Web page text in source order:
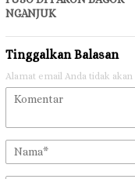
NGANJUK
Tinggalkan Balasan
Alamat email Anda tidak